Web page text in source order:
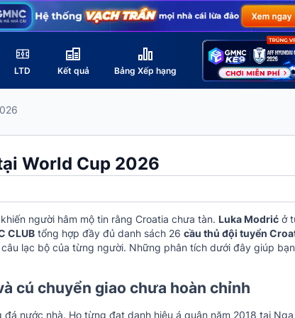
LTD Kết quả Bảng Xếp hạng
World Cup 2026
người hâm mộ tin rằng Croatia chưa tàn. Luka Modrić ở
CLUB tổng hợp đầy đủ danh sách 26 cầu thủ đội tuyển
lạc bộ của từng người. Những phân tích dưới đây giúp
cú chuyển giao chưa hoàn chỉnh
đá nước nhà. Họ từng đạt danh hiệu á quân năm 2018 tại